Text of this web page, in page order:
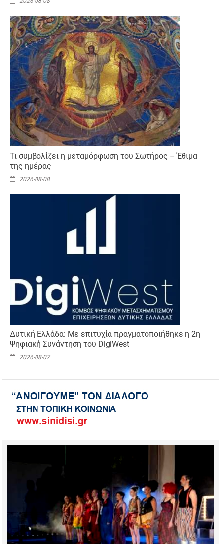
Τι συμβολίζει η μεταμόρφωση του Σωτήρος – Έθιμα
της ημέρας
2026-08-08
Δυτική Ελλάδα: Με επιτυχία πραγματοποιήθηκε η 2η
Ψηφιακή Συνάντηση του DigiWest
2026-08-07